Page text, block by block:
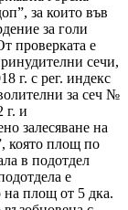
за които във
за голи
проверката е
сечи,
г. с рег. индекс
за сеч №
г. и
залесяване на
която площ по
в подотдел
е
на площ от 5 дка.